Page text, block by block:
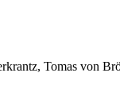
Tomas von